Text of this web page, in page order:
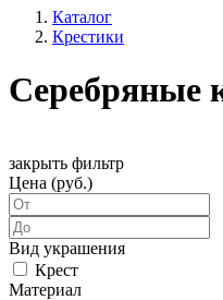
Каталог
Крестики
Серебряные
закрыть фильтр
Цена (руб.)
Вид украшения
Крест
Материал